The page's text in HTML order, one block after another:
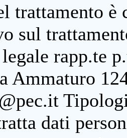
trattamento è
sul
rapp.te
Ammaturo
dati